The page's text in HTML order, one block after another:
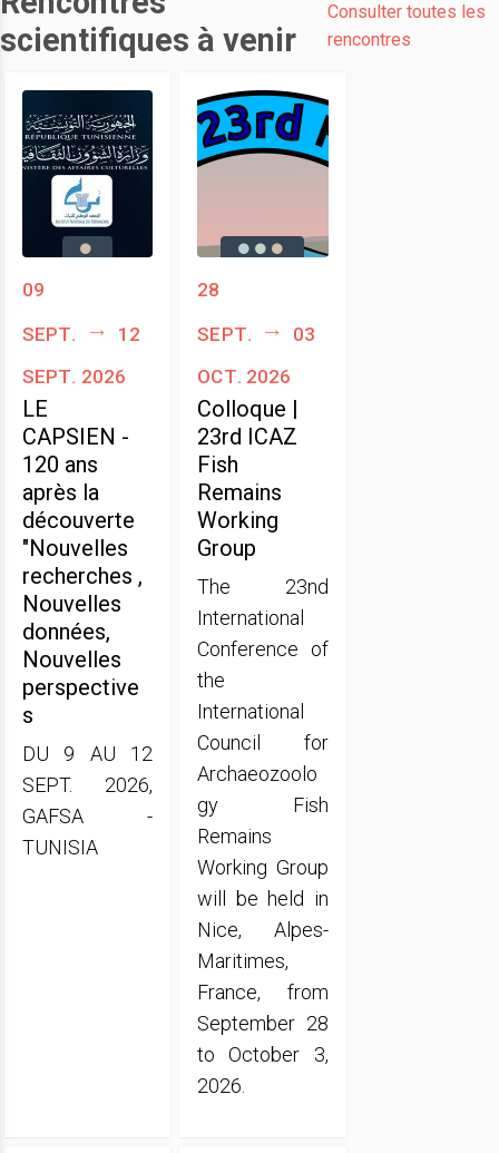
scientifiques à venir
Consulter toutes les
rencontres
09
sept.
12
sept. 2026
LE
CAPSIEN -
120 ans
après la
découverte
"Nouvelles
recherches ,
Nouvelles
données,
Nouvelles
perspective
s
DU 9 AU 12
SEPT. 2026,
GAFSA -
TUNISIA
28
sept.
03
oct. 2026
Colloque |
23rd ICAZ
Fish
Remains
Working
Group
The 23nd
International
Conference of
the
International
Council for
Archaeozoolo
gy Fish
Remains
Working Group
will be held in
Nice, Alpes-
Maritimes,
France, from
September 28
to October 3,
2026.